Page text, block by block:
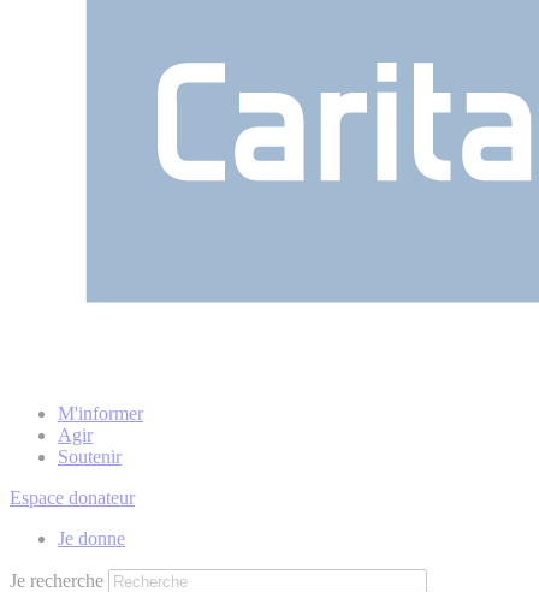
M'informer
Agir
Soutenir
Espace donateur
Je donne
Je recherche